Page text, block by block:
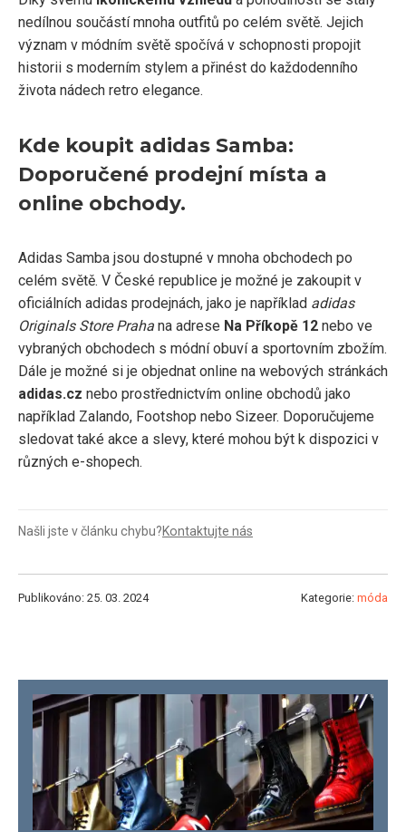
nedílnou součástí mnoha outfitů po celém světě. Jejich
význam v módním světě spočívá v schopnosti propojit
historii s moderním stylem a přinést do každodenního
života nádech retro elegance.
Kde koupit adidas Samba:
Doporučené prodejní místa a
online obchody.
Adidas Samba jsou dostupné v mnoha obchodech po
celém světě. V České republice je možné je zakoupit v
oficiálních adidas prodejnách, jako je například adidas
Originals Store Praha na adrese Na Příkopě 12 nebo ve
vybraných obchodech s módní obuví a sportovním zbožím.
Dále je možné si je objednat online na webových stránkách
adidas.cz nebo prostřednictvím online obchodů jako
například Zalando, Footshop nebo Sizeer. Doporučujeme
sledovat také akce a slevy, které mohou být k dispozici v
různých e-shopech.
Našli jste v článku chybu?Kontaktujte nás
Publikováno: 25. 03. 2024 Kategorie: móda